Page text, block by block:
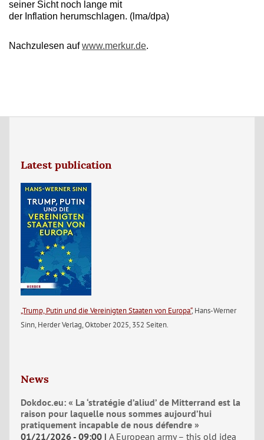
seiner Sicht noch lange mit
der Inflation herumschlagen. (lma/dpa)
Nachzulesen aufwww.merkur.de.
Latest publication
„Trump, Putin und die Vereinigten Staaten von Europa“, Hans-Werner
Sinn, Herder Verlag, Oktober 2025, 352 Seiten.
News
Dokdoc.eu: « La ‘stratégie d’aliud’ de Mitterrand est la
raison pour laquelle nous sommes aujourd’hui
pratiquement incapable de nous défendre »
01/21/2026 - 09:00 A European army – this old idea